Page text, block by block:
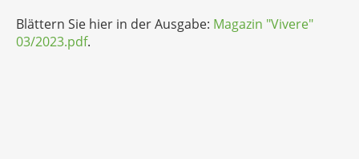
Blättern Sie hier in der Ausgabe: Magazin "Vivere"
03/2023.pdf.